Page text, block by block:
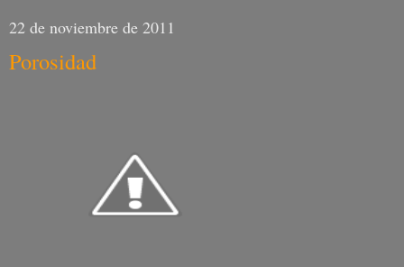
22 de noviembre de 2011
Porosidad